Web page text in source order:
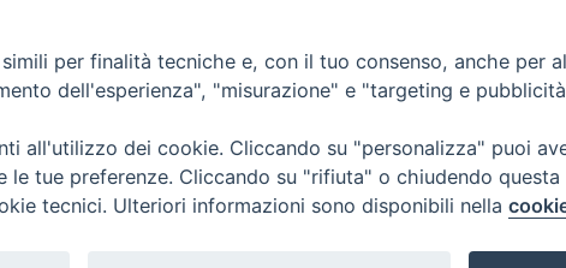
per finalità tecniche e, con il tuo consenso, anche per
dell'esperienza", "misurazione" e "targeting e
all'utilizzo dei cookie. Cliccando su "personalizza" puoi
le tue preferenze. Cliccando su "rifiuta" o chiudendo
tecnici. Ulteriori informazioni sono disponibili nella